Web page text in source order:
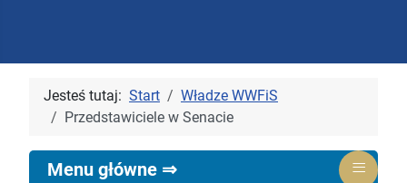
Jesteś tutaj: Start
Władze WWFiS
Przedstawiciele w Senacie
Menu główne ⇒ ≡